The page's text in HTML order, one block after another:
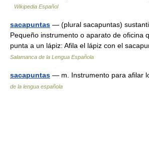
Wikipedia Español
sacapuntas — (plural sacapuntas)
Pequeño instrumento o aparato de oficina
punta a un lápiz: Afila el lápiz con el
Salamanca de la Lengua Española
sacapuntas — m. Instrumento para afilar
de la lengua española